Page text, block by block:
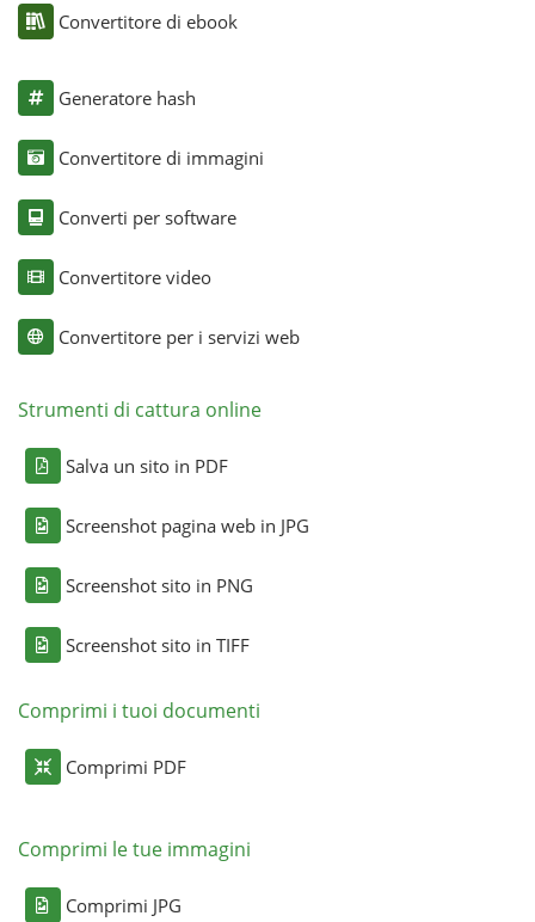
Convertitore di ebook
Generatore hash
Convertitore di immagini
Converti per software
Convertitore video
Convertitore per i servizi web
Strumenti di cattura online
Salva un sito in PDF
Screenshot pagina web in JPG
Screenshot sito in PNG
Screenshot sito in TIFF
Comprimi i tuoi documenti
Comprimi PDF
Comprimi le tue immagini
Comprimi JPG